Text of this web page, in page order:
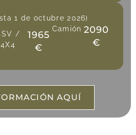
1 de octubre 2026)
/
4X4
1965
€
Camión 2090
€
AQUÍ